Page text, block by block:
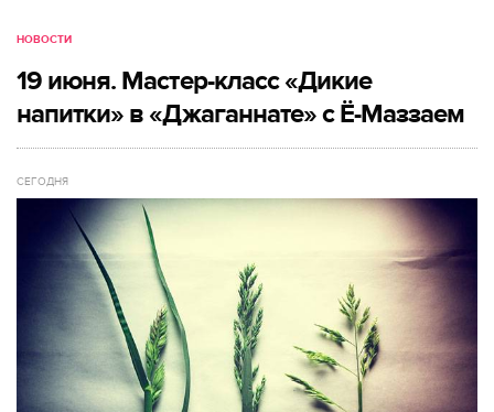
НОВОСТИ
19 июня. Мастер-класс «Дикие
напитки» в «Джаганнате» с Ё-Маззаем
СЕГОДНЯ